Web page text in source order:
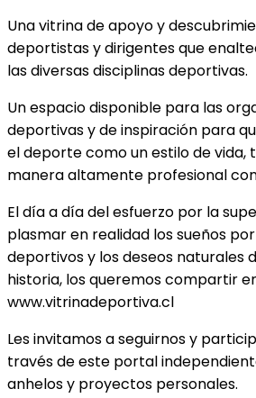
Una vitrina de apoyo y
deportistas y dirigentes que
las diversas disciplinas deportivas.
Un espacio disponible para las
deportivas y de inspiración para
el deporte como un estilo de vida,
manera altamente profesional
El día a día del esfuerzo por la
plasmar en realidad los sueños
deportivos y los deseos naturales
historia, los queremos compartir
www.vitrinadeportiva.cl
Les invitamos a seguirnos y
través de este portal
anhelos y proyectos personales.